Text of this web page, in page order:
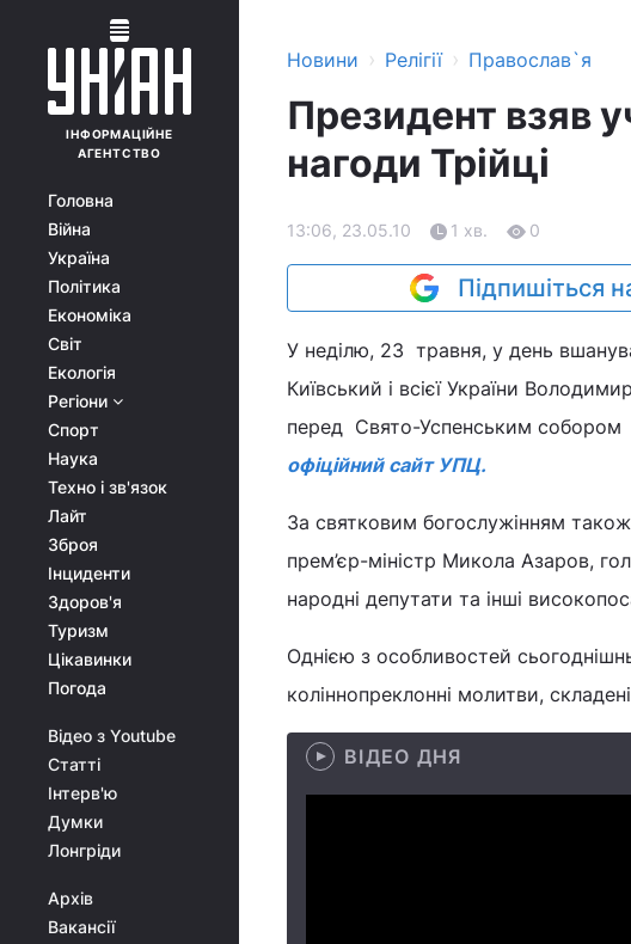
ІНФОРМАЦІЙНЕ
АГЕНТСТВО
Головна
Війна
Україна
Політика
Економіка
Світ
Екологія
Регіони
Спорт
Наука
Техно і зв'язок
Лайт
Зброя
Інциденти
Здоров'я
Туризм
Цікавинки
Погода
Відео з Youtube
Статті
Інтерв'ю
Думки
Лонгріди
Архів
Вакансії
Новини › Релігії › Православ`я
Президент взяв
нагоди Трійці
13:06, 23.05.10 1 хв. 0
Підпишіться
У неділю, 23 травня, у день
Київський і всієї України
перед Свято-Успенським собором
офіційний сайт УПЦ.
За святковим богослужінням
прем’єр-міністр Микола Азаров,
народні депутати та інші
Однією з особливостей
коліннопреклонні молитви,
ВІДЕО ДНЯ